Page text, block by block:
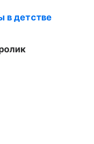
в детстве